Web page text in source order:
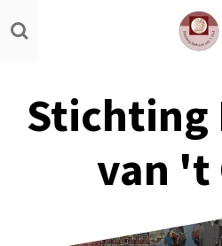
Ga
direct
hoofdinhoud
Stichting
van 't